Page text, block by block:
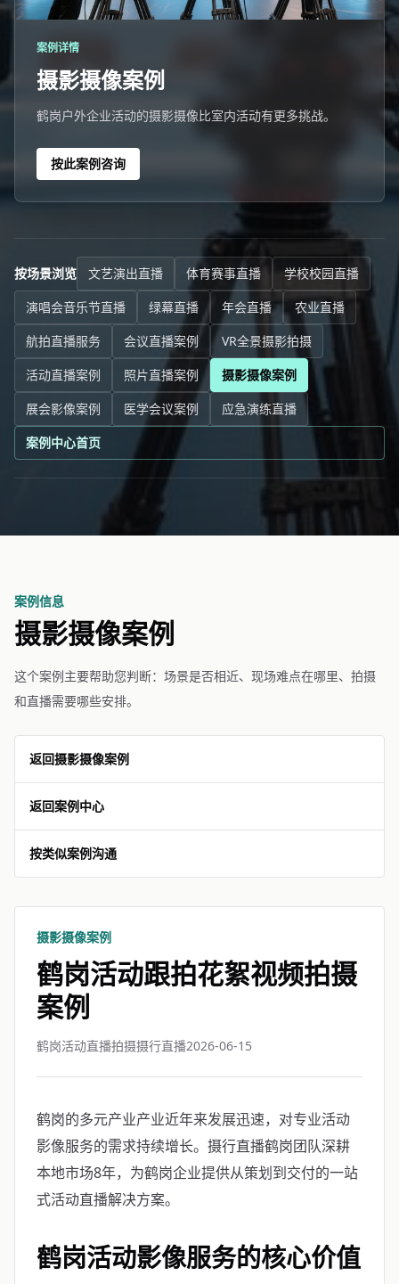
案例详情
摄影摄像案例
鹤岗户外企业活动的摄影摄像比室内活动有更多挑战。
按此案例咨询
按场景浏览 文艺演出直播 体育赛事直播
学校校园直播
演唱会音乐节直播
绿幕直播 年会直播
农业直播
航拍直播服务
会议直播案例
VR全景摄影拍摄
活动直播案例
照片直播案例
摄影摄像案例
展会影像案例
医学会议案例
应急演练直播
案例中心首页
案例信息
摄影摄像案例
这个案例主要帮助您判断：场景是否相近、现场难点在哪里、拍摄
和直播需要哪些安排。
返回摄影摄像案例
返回案例中心
按类似案例沟通
摄影摄像案例
鹤岗活动跟拍花絮视频拍摄
案例
鹤岗活动直播拍摄摄行直播2026-06-15
鹤岗的多元产业产业近年来发展迅速，对专业活动
影像服务的需求持续增长。摄行直播鹤岗团队深耕
本地市场8年，为鹤岗企业提供从策划到交付的一站
式活动直播解决方案。
鹤岗活动影像服务的核心价值